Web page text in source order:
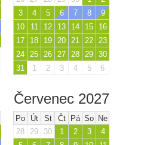
3
4 5 6 7 8
9
10
11 12 13 14 15
16
17
18 19 20 21 22
23
24
25 26 27 28 29 30
31
1 2 3 4 5 6
Červenec 2027
Po Út St Čt Pá So Ne
28
29 30 1 2 3
4